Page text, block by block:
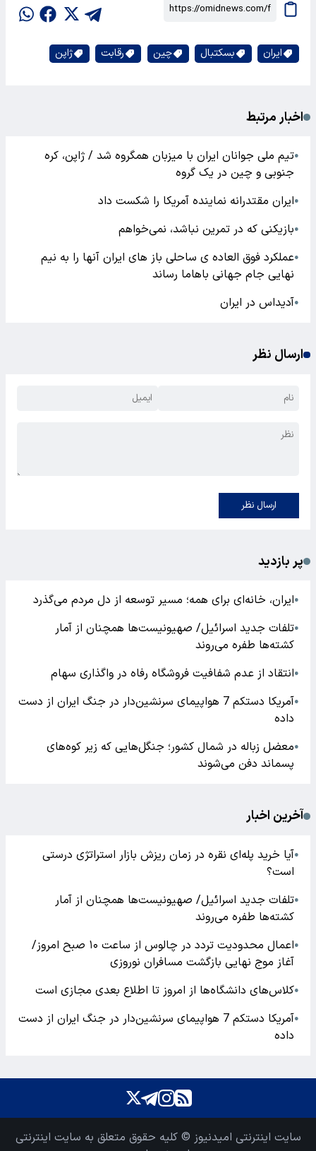
ایران بسکتبال چین رقابت ژاپن
اخبار مرتبط
●تیم ملی جوانان ایران با میزبان همگروه شد / ژاپن، کره
جنوبی و چین در یک گروه
●ایران مقتدرانه نماینده آمریکا را شکست داد
●بازیکنی که در تمرین نباشد، نمی‌خواهم
●عملکرد فوق العاده ی ساحلی باز های ایران آنها را به نیم
نهایی جام جهانی باهاما رساند
●آدیداس در ایران
ارسال نظر
ارسال نظر
پر بازدید
●ایران، خانه‌ای برای همه؛ مسیر توسعه از دل مردم می‌گذرد
●تلفات جدید اسرائیل/ صهیونیست‌ها همچنان از آمار
کشته‌ها طفره می‌روند
●انتقاد از عدم شفافیت فروشگاه رفاه در واگذاری سهام
●
آمریکا دستکم 7 هواپیمای سرنشین‌دار در جنگ ایران از دست
داده
●معضل زباله در شمال کشور؛ جنگل‌هایی که زیر کوه‌های
پسماند دفن می‌شوند
آخرین اخبار
●آیا خرید پله‌ای نقره در زمان ریزش بازار استراتژی درستی
است؟
●تلفات جدید اسرائیل/ صهیونیست‌ها همچنان از آمار
کشته‌ها طفره می‌روند
●
اعمال محدودیت تردد در چالوس از ساعت ۱۰ صبح امروز/
آغاز موج نهایی بازگشت مسافران نوروزی
●کلاس‌های دانشگاه‌ها از امروز تا اطلاع بعدی مجازی است
●
آمریکا دستکم 7 هواپیمای سرنشین‌دار در جنگ ایران از دست
داده
سایت اینترنتی امیدنیوز © کلیه حقوق متعلق به سایت اینترنتی